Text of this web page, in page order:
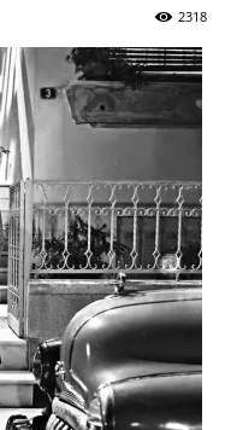
2318